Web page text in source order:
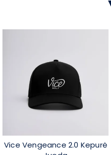
sukurto tiek stiliui, tiek
stilingai ir suteiks komfortą
Moteriškos kepurės yra
Vice Vengeance 2.0 Kepurė